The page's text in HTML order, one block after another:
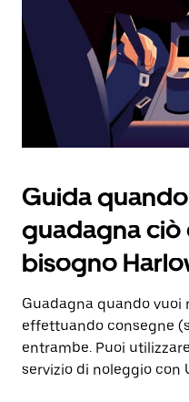
pulsante
Esc
per
chiudere
calendario.
Guida
guadagna ciò
bisogno
Guadagna quando vuoi
effettuando consegne
entrambe. Puoi
servizio di noleggio con